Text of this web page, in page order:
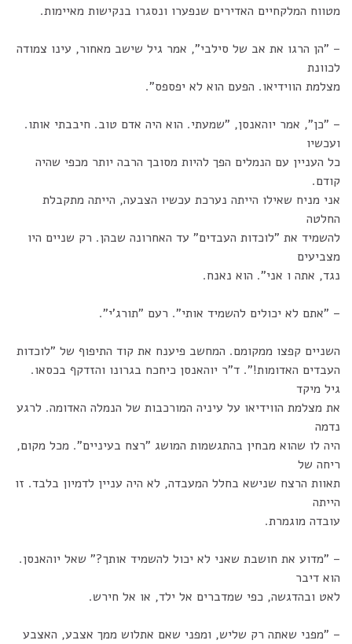
מטווח המלקחיים האדירים שנפערו ונסגרו בנקישות מאיימות.
– "הן הרגו את אב של סילבי", אמר גיל שישב מאחור, עינו צמודה
לכוונת
מצלמת הווידיאו. הפעם הוא לא יפספס".
– "כן", אמר יוהאנסן, "שמעתי. הוא היה אדם טוב. חיבבתי אותו.
ועכשיו
כל העניין עם הנמלים הפך להיות מסובך הרבה יותר מכפי שהיה
קודם.
אני מניח שאילו הייתה נערכת עכשיו הצבעה, הייתה מתקבלת
החלטה
להשמיד את "לוכדות העבדים" עד האחרונה שבהן. רק שניים היו
מצביעים
נגד, אתה ו אני". הוא נאנח.
– "אתם לא יכולים להשמיד אותי". רעם "תורג'י".
השניים קפצו ממקומם. המחשב פיענח את קוד התיפוף של "לוכדות
העבדים האדומות!". ד"ר יוהאנסן כיחכח בגרונו והזדקף בכסאו.
גיל מיקד
את מצלמת הווידיאו על עיניה המורכבות של הנמלה האדומה. לרגע
נדמה
היה לו שהוא מבחין בהתגשמות המושג "רצח בעיניים". מכל מקום,
ריחה של
תאוות הרצח שנישא בחלל המעבדה, לא היה עניין לדמיון בלבד. זו
הייתה
עובדה מוגמרת.
– "מדוע את חושבת שאני לא יכול להשמיד אותך?" שאל יוהאנסן.
הוא דיבר
לאט ובהדגשה, כפי שמדברים אל ילד, או אל חירש.
– "מפני שאתה רק שליש, ומפני שאם אתלוש ממך אצבע, האצבע